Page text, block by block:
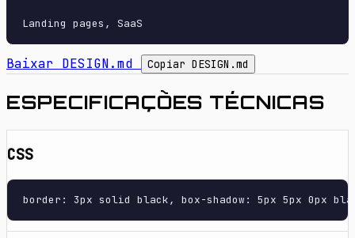
Baixar DESIGN.md Copiar DESIGN.md
ESPECIFICAÇÕES TÉCNICAS
CSS
border: 3px solid black, box-shadow: 5px 5px 0px